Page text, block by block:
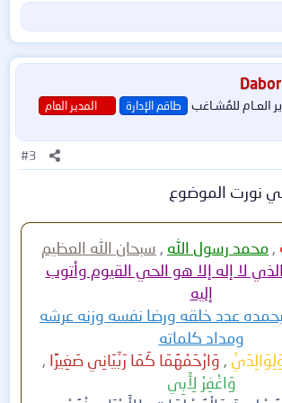
تصميمي،
جهازك بنقرة واحدة.
🚀 IObit DriverBooster
13.3.0.229 🚀
══════
جوهرية تميز الأداة ⭐
العـام للمُشـاغب طاقم الإدارة المدير العام
#3
نورت الموضوع
, محمد رسول الله , سبحان الله العظيم
لا إله إلا هو الحي القيوم وأتوب
إليه
عدد خلقه ورضا نفسه وزنه عرشه
ومداد كلماته
, وَارْحَمْهُمَا كَمَا رَبَّيَانِي صَغِيرًا ,
وَاغْفِرْ لِأَبِي